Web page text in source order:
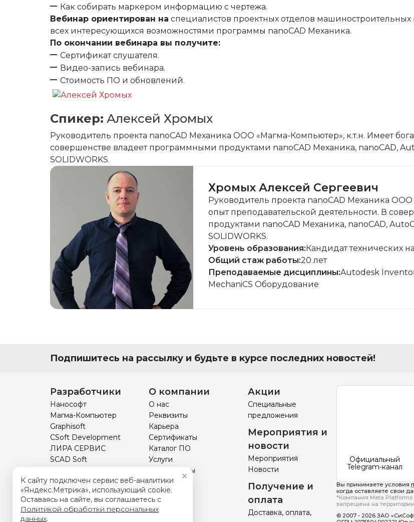
Как собирать маркером информацию с чертежа.
Вебинар ориентирован на специалистов проектных отделов
всех интересующихся возможностями программы nanoCAD Механика.
По окончании вебинара вы получите:
Сертификат слушателя.
Видео-запись вебинара.
Стоимость ПО и обновлений.
Спикер: Алексей Хромых
Руководитель проекта nanoCAD Механика ООО «Магма-Компьютер», к.т.н. Имеет
совершенстве владеет программными продуктами nanoCAD Механика, nanoCAD,
SOLIDWORKS.
Хромых Алексей Сергеевич
Руководитель проекта nanoCAD Механика
опыт преподавательской деятельности. В
продуктами nanoCAD Механика, nanoCAD,
SOLIDWORKS.
Уровень образования: Кандидат технических
Общий стаж работы:20 лет
Преподаваемые дисциплины:Autodesk
MechaniCS Оборудование
Подпишитесь на рассылку и будьте в курсе последних новостей!
Разработчики
Нанософт
Магма-Компьютер
Graphisoft
CSoft Development
ЛИРА СЕРВИС
SCAD Soft
Технософт
О компании
О нас
Реквизиты
Карьера
Сертификаты
Каталог ПО
Услуги
Прайс-листы
Курсы
Отзывы
BIM
Акции
Специальные
предложения
Мероприятия и
новости
Мероприятия
Новости
Получение и
оплата
Доставка, оплата,
Официальный
Telegram-канал
Вы принимаете условия
когда оставляете свои
*Компания Meta Platforms
запрещена на
© 2007 - 2026 ЗАО
К сайту подключен сервис веб-аналитики
«Яндекс.Метрика», использующий cookie.
Оставаясь на сайте, вы соглашаетесь с
Политикой обработки персональных
данных.
✕